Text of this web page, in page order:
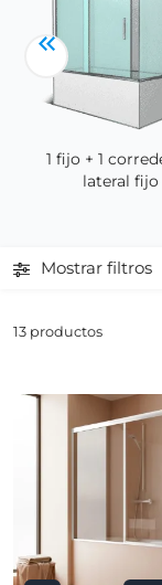
1 fijo + 1
lateral fijo
Mostrar filtros
13 productos